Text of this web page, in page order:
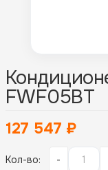
FWF05BT
127 547 ₽
Кол-во: -